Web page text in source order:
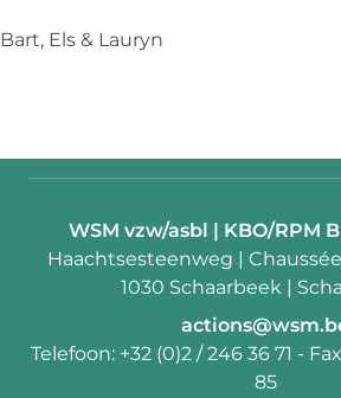
Bart, Els & Lauryn
Contactpersoon:
WSM vzw/asbl | KBO/RPM
Adres:
Haachtsesteenweg |
1030 Schaarbeek |
E-
mail:
Telefoon: +32 (0)2 / 246 36 71 -
85